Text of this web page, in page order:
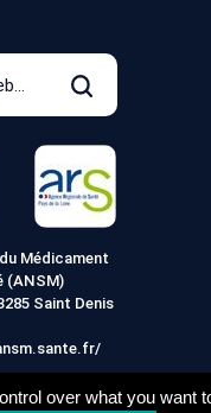
Rechercher
Médicament
(ANSM)
Saint Denis
over what you want